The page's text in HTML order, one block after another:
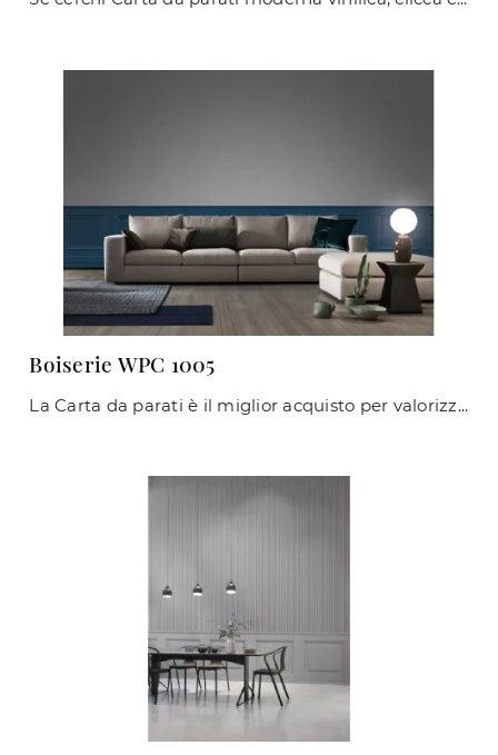
Boiserie WPC 1005
La Carta da parati è il miglior acquisto per valorizzare i tuoi interni! Ultima un'atmosfera classica con il modello Boiserie WPC 1005 di Caos ...